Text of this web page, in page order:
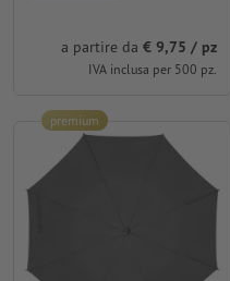
a partire da € 9,75 / pz
IVA inclusa per 500 pz.
premium